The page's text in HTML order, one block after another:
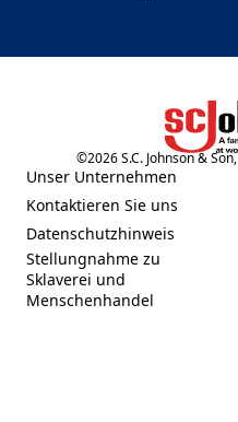
(Opens
©2026S.C. Johnson &
Unser Unternehmen
(Opens in a new tab)
Kontaktieren Sie uns
(Opens in a new tab)
Datenschutzhinweis
(Opens in a new tab)
Stellungnahme zu
Sklaverei und
Menschenhandel
(Opens in a new tab)